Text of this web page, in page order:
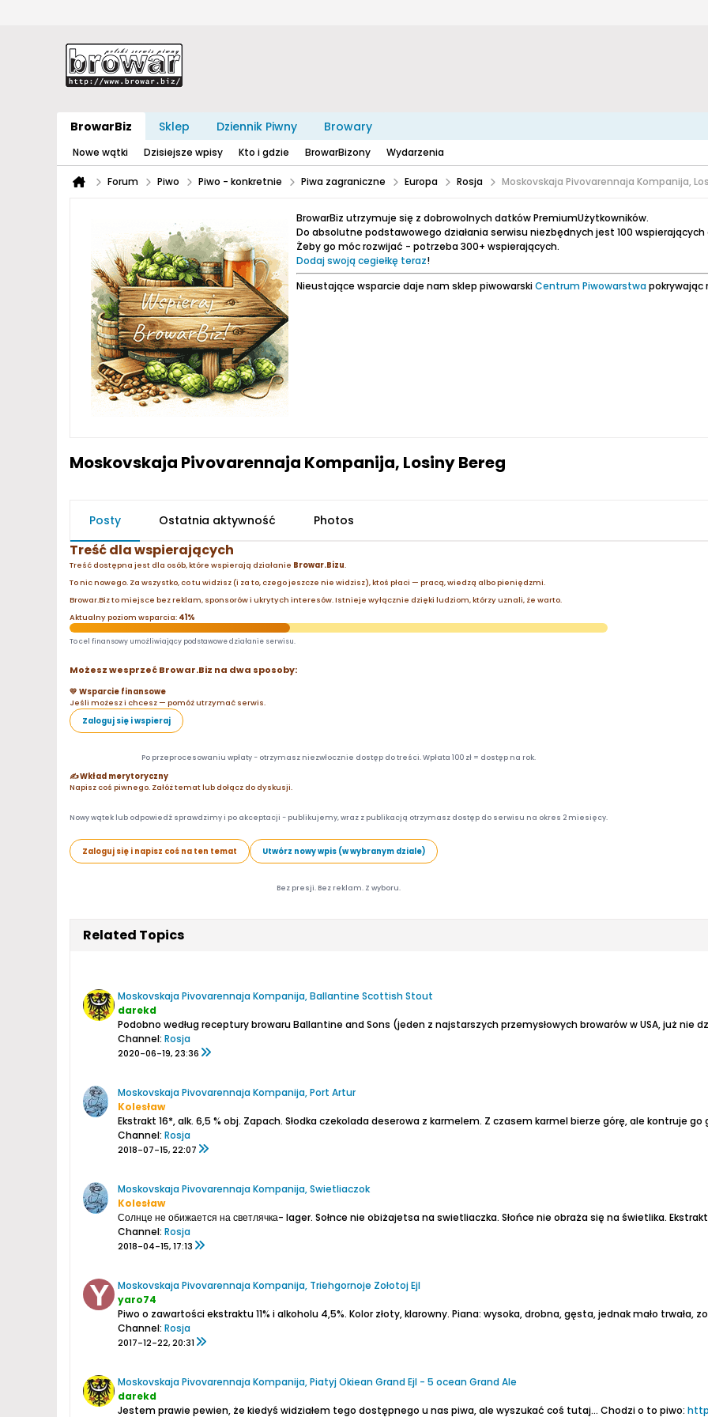
BrowarBiz Sklep Dziennik Piwny Browary
Nowe wątki Dzisiejsze wpisy Kto i gdzie BrowarBizony Wydarzenia
Forum Piwo Piwo - konkretnie Piwa zagraniczne Europa Rosja Moskovskaja Pivovarennaja Kompanija,
BrowarBiz utrzymuje się z dobrowolnych datków PremiumUżytkowników.
Do absolutne podstawowego działania serwisu niezbędnych jest 100 wspierających
Żeby go móc rozwijać - potrzeba 300+ wspierających.
Dodaj swoją cegiełkę teraz!
Nieustające wsparcie daje nam sklep piwowarskiCentrum Piwowarstwapokrywając
Moskovskaja Pivovarennaja Kompanija, Losiny Bereg
Posty Ostatnia aktywność Photos
Treść dla wspierających
Treść dostępna jest dla osób, które wspierają działanie Browar.Bizu.
To nic nowego. Za wszystko, co tu widzisz (i za to, czego jeszcze nie widzisz), ktoś płaci — pracą, wiedzą albo pieniędzmi.
Browar.Biz to miejsce bez reklam, sponsorów i ukrytych interesów. Istnieje wyłącznie dzięki ludziom, którzy uznali, że warto.
Aktualny poziom wsparcia: 41%
To cel finansowy umożliwiający podstawowe działanie serwisu.
Możesz wesprzeć Browar.Biz na dwa sposoby:
💛 Wsparcie finansowe
Jeśli możesz i chcesz — pomóż utrzymać serwis.
Zaloguj się i wspieraj
Po przeprocesowaniu wpłaty - otrzymasz niezwłocznie dostęp do treści. Wpłata 100 zł = dostęp na rok.
✍️ Wkład merytoryczny
Napisz coś piwnego. Załóż temat lub dołącz do dyskusji.
Nowy wątek lub odpowiedź sprawdzimy i po akceptacji - publikujemy, wraz z publikacją otrzymasz dostęp do serwisu na okres 2 miesięcy.
Zaloguj się i napisz coś na ten temat Utwórz nowy wpis (w wybranym dziale)
Bez presji. Bez reklam. Z wyboru.
Related Topics
Moskovskaja Pivovarennaja Kompanija, Ballantine Scottish Stout
darekd
Channel: Rosja
2020-06-19, 23:36
Moskovskaja Pivovarennaja Kompanija, Port Artur
Kolesław
Ekstrakt 16*, alk. 6,5 % obj. Zapach. Słodka czekolada deserowa z karmelem. Z czasem karmel bierze górę, ale kontruje
Channel: Rosja
2018-07-15, 22:07
Moskovskaja Pivovarennaja Kompanija, Swietliaczok
Kolesław
Солнце не обижается на светлячка- lager. Sołnce nie obiżajetsa na swietliaczka. Słońce nie obraża się na świetlika. Ekstrakt
Channel: Rosja
2018-04-15, 17:13
Moskovskaja Pivovarennaja Kompanija, Triehgornoje Zołotoj Ejl
yaro74
Piwo o zawartości ekstraktu 11% i alkoholu 4,5%. Kolor złoty, klarowny. Piana: wysoka, drobna, gęsta, jednak mało trwała,
Channel: Rosja
2017-12-22, 20:31
Moskovskaja Pivovarennaja Kompanija, Piatyj Okiean Grand Ejl - 5 ocean Grand Ale
darekd
Jestem prawie pewien, że kiedyś widziałem tego dostępnego u nas piwa, ale wyszukać coś tutaj... Chodzi o to piwo: